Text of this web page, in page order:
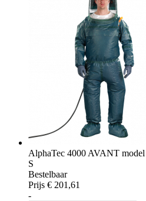
AlphaTec 4000 AVANT
S
Bestelbaar
Prijs € 201,61
-